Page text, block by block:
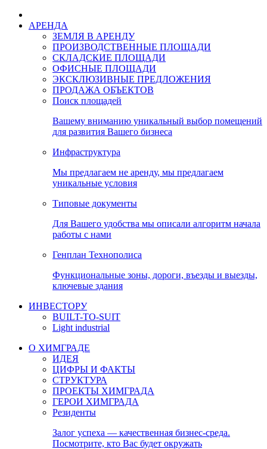
АРЕНДА
ЗЕМЛЯ В АРЕНДУ
ПРОИЗВОДСТВЕННЫЕ ПЛОЩАДИ
СКЛАДСКИЕ ПЛОЩАДИ
ОФИСНЫЕ ПЛОЩАДИ
ЭКСКЛЮЗИВНЫЕ ПРЕДЛОЖЕНИЯ
ПРОДАЖА ОБЪЕКТОВ
Поиск площадей
Вашему вниманию уникальный выбор помещений
для развития Вашего бизнеса
Инфраструктура
Мы предлагаем не аренду, мы предлагаем
уникальные условия
Типовые документы
Для Вашего удобства мы описали алгоритм начала
работы с нами
Генплан Технополиса
Функциональные зоны, дороги, въезды и выезды,
ключевые здания
ИНВЕСТОРУ
BUILT-TO-SUIT
Light industrial
О ХИМГРАДЕ
ИДЕЯ
ЦИФРЫ И ФАКТЫ
СТРУКТУРА
ПРОЕКТЫ ХИМГРАДА
ГЕРОИ ХИМГРАДА
Резиденты
Залог успеха — качественная бизнес-среда.
Посмотрите, кто Вас будет окружать